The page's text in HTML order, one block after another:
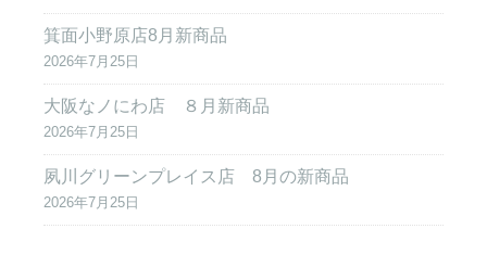
箕面小野原店8月新商品
2026年7月25日
大阪なノにわ店 ８月新商品
2026年7月25日
夙川グリーンプレイス店 8月の新商品
2026年7月25日